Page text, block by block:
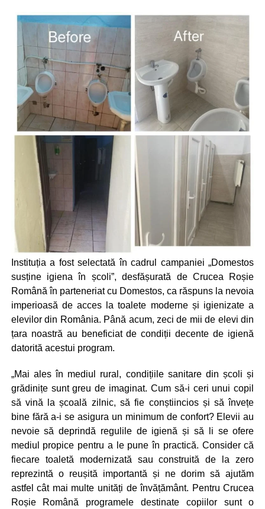
Instituția a fost selectată în cadrul campaniei „Domestos
susține igiena în școli”, desfășurată de Crucea Roșie
Română în parteneriat cu Domestos, ca răspuns la nevoia
imperioasă de acces la toalete moderne și igienizate a
elevilor din România. Până acum, zeci de mii de elevi din
țara noastră au beneficiat de condiții decente de igienă
datorită acestui program.
„Mai ales în mediul rural, condițiile sanitare din școli și
grădinițe sunt greu de imaginat. Cum să-i ceri unui copil
să vină la școală zilnic, să fie conștiincios și să învețe
bine fără a-i se asigura un minimum de confort? Elevii au
nevoie să deprindă regulile de igienă și să li se ofere
mediul propice pentru a le pune în practică. Consider că
fiecare toaletă modernizată sau construită de la zero
reprezintă o reușită importantă și ne dorim să ajutăm
astfel cât mai multe unități de învățământ. Pentru Crucea
Roșie Română programele destinate copiilor sunt o